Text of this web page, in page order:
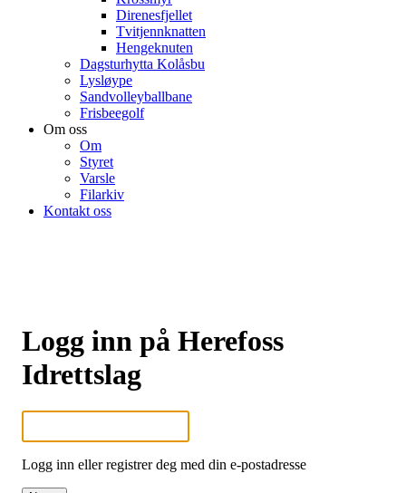
Direnesfjellet
Tvitjennknatten
Hengeknuten
Dagsturhytta Kolåsbu
Lysløype
Sandvolleyballbane
Frisbeegolf
Om oss
Om
Styret
Varsle
Filarkiv
Kontakt oss
Logg inn på Herefoss
Idrettslag
Logg inn eller registrer deg med din e-postadresse